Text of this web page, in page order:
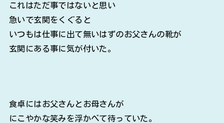
これはただ事ではないと思い
急いで玄関をくぐると
いつもは仕事に出て無いはずのお父さんの靴が
玄関にある事に気が付いた。
食卓にはお父さんとお母さんが
にこやかな笑みを浮かべて待っていた。